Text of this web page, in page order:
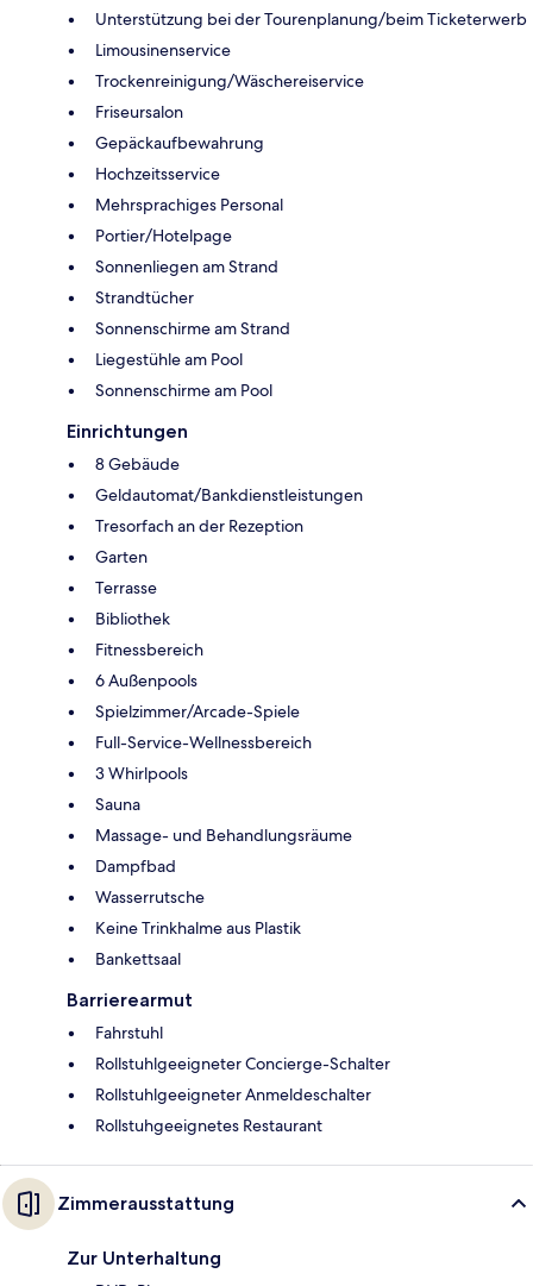
Unterstützung bei der Tourenplanung/beim Ticketerwerb
Limousinenservice
Trockenreinigung/Wäschereiservice
Friseursalon
Gepäckaufbewahrung
Hochzeitsservice
Mehrsprachiges Personal
Portier/Hotelpage
Sonnenliegen am Strand
Strandtücher
Sonnenschirme am Strand
Liegestühle am Pool
Sonnenschirme am Pool
Einrichtungen
8 Gebäude
Geldautomat/Bankdienstleistungen
Tresorfach an der Rezeption
Garten
Terrasse
Bibliothek
Fitnessbereich
6 Außenpools
Spielzimmer/Arcade-Spiele
Full-Service-Wellnessbereich
3 Whirlpools
Sauna
Massage- und Behandlungsräume
Dampfbad
Wasserrutsche
Keine Trinkhalme aus Plastik
Bankettsaal
Barrierearmut
Fahrstuhl
Rollstuhlgeeigneter Concierge-Schalter
Rollstuhlgeeigneter Anmeldeschalter
Rollstuhgeeignetes Restaurant
Zimmerausstattung
Zur Unterhaltung